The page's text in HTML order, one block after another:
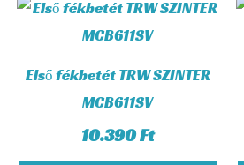
Első fékbetét TRW SZINTER
MCB611SV
10.390Ft